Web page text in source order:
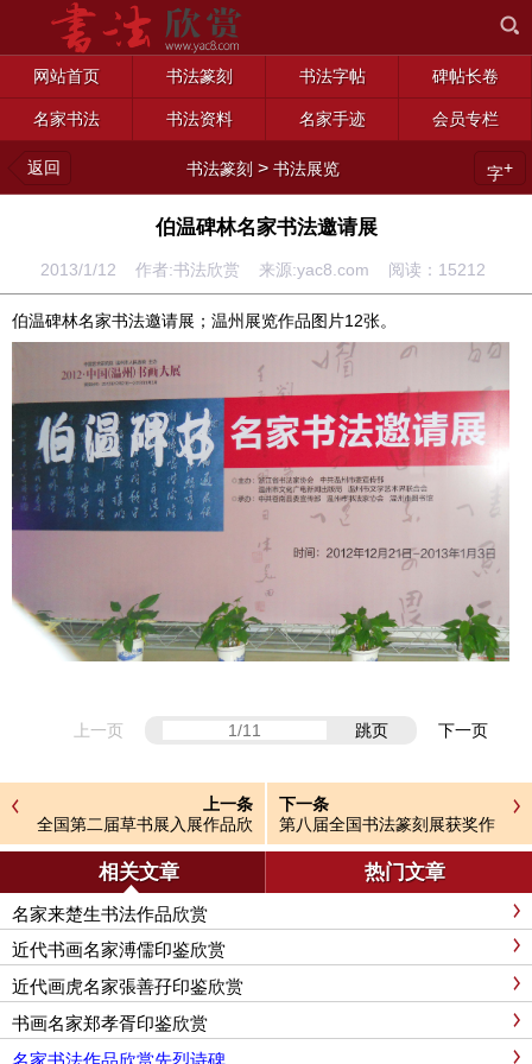
网站首页 书法篆刻 书法字帖 碑帖长卷
名家书法 书法资料 名家手迹 会员专栏
返回 书法篆刻 >书法展览 字+
伯温碑林名家书法邀请展
2013/1/12 作者:书法欣赏 来源:yac8.com 阅读： 15212
伯温碑林名家书法邀请展；温州展览作品图片12张。
上一页 跳页 下一页
上一条
全国第二届草书展入展作品欣
赏
下一条
第八届全国书法篆刻展获奖作
品
相关文章 热门文章
名家来楚生书法作品欣赏
近代书画名家溥儒印鉴欣赏
近代画虎名家張善孖印鉴欣赏
书画名家郑孝胥印鉴欣赏
名家书法作品欣赏先烈诗碑